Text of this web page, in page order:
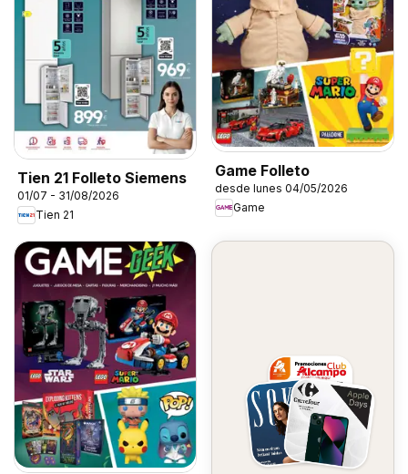
Tien 21 Folleto Siemens
01/07 - 31/08/2026
Tien 21
Game Folleto
desde lunes 04/05/2026
Game